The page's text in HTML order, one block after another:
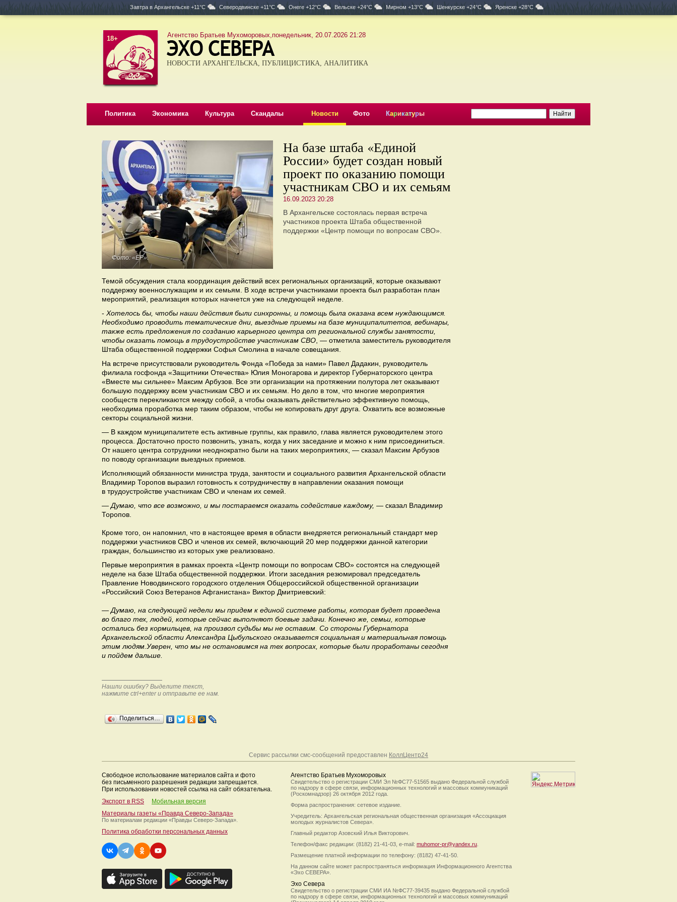
Завтра в Архангельске +11°C Северодвинске +11°C Онеге +12°C Вельске +24°C Мирном +13°C Шенкурске +24°C Яренске +28°C
18+ Агентство Братьев Мухоморовых,понедельник, 20.07.2026 21:28
НОВОСТИ АРХАНГЕЛЬСКА, ПУБЛИЦИСТИКА, АНАЛИТИКА
Политика Экономика Культура Скандалы Новости Фото Карикатуры
Фото: «ЕР».
На базе штаба «Единой
России» будет создан новый
проект по оказанию помощи
участникам СВО и их семьям
16.09.2023 20:28
В Архангельске состоялась первая встреча
участников проекта Штаба общественной
поддержки «Центр помощи по вопросам СВО».
Темой обсуждения стала координация действий всех региональных организаций, которые оказывают
поддержку военнослужащим и их семьям. В ходе встречи участниками проекта был разработан план
мероприятий, реализация которых начнется уже на следующей неделе.
- Хотелось бы, чтобы наши действия были синхронны, и помощь была оказана всем нуждающимся.
Необходимо проводить тематические дни, выездные приемы на базе муниципалитетов, вебинары,
также есть предложения по созданию карьерного центра от региональной службы занятости,
чтобы оказать помощь в трудоустройстве участникам СВО , — отметила заместитель руководителя
Штаба общественной поддержки Софья Смолина в начале совещания.
На встрече присутствовали руководитель Фонда «Победа за нами» Павел Дадакин, руководитель
филиала госфонда «Защитники Отечества» Юлия Моногарова и директор Губернаторского центра
«Вместе мы сильнее» Максим Арбузов. Все эти организации на протяжении полутора лет оказывают
большую поддержку всем участникам СВО и их семьям. Но дело в том, что многие мероприятия
сообществ перекликаются между собой, а чтобы оказывать действительно эффективную помощь,
необходима проработка мер таким образом, чтобы не копировать друг друга. Охватить все возможные
секторы социальной жизни.
— В каждом муниципалитете есть активные группы, как правило, глава является руководителем этого
процесса. Достаточно просто позвонить, узнать, когда у них заседание и можно к ним присоединиться.
От нашего центра сотрудники неоднократно были на таких мероприятиях, — сказал Максим Арбузов
по поводу организации выездных приемов.
Исполняющий обязанности министра труда, занятости и социального развития Архангельской области
Владимир Торопов выразил готовность к сотрудничеству в направлении оказания помощи
в трудоустройстве участникам СВО и членам их семей.
— Думаю, что все возможно, и мы постараемся оказать содействие каждому, — сказал Владимир
Торопов.
Кроме того, он напомнил, что в настоящее время в области внедряется региональный стандарт мер
поддержки участников СВО и членов их семей, включающий 20 мер поддержки данной категории
граждан, большинство из которых уже реализовано.
Первые мероприятия в рамках проекта «Центр помощи по вопросам СВО» состоятся на следующей
неделе на базе Штаба общественной поддержки. Итоги заседания резюмировал председатель
Правление Новодвинского городского отделения Общероссийской общественной организации
«Российский Союз Ветеранов Афганистана» Виктор Дмитриевский:
— Думаю, на следующей недели мы придем к единой системе работы, которая будет проведена
во благо тех, людей, которые сейчас выполняют боевые задачи. Конечно же, семьи, которые
остались без кормильцев, на произвол судьбы мы не оставим. Со стороны Губернатора
Архангельской области Александра Цыбульского оказывается социальная и материальная помощь
этим людям.Уверен, что мы не остановимся на тех вопросах, которые были проработаны сегодня
и пойдем дальше.
Нашли ошибку? Выделите текст,
нажмите ctrl+enter и отправьте ее нам.
Поделиться…
Сервис рассылки смс-сообщений предоставлен КоллЦентр24
Свободное использование материалов сайта и фото
без письменного разрешения редакции запрещается.
При использовании новостей ссылка на сайт обязательна.
Экспорт в RSS
Мобильная версия
Материалы газеты «Правда Северо-Запада»
По материалам редакции «Правды Северо-Запада».
Политика обработки персональных данных
Агентство Братьев Мухоморовых
Свидетельство о регистрации СМИ Эл №ФС77-51565 выдано Федеральной службой
по надзору в сфере связи, информационных технологий и массовых коммуникаций
(Роскомнадзор) 26 октября 2012 года.
Форма распространения: сетевое издание.
Учредитель: Архангельская региональная общественная организация «Ассоциация
молодых журналистов Севера».
Главный редактор Азовский Илья Викторович.
Телефон/факс редакции: (8182) 21-41-03, e-mail: muhomor-pr@yandex.ru
Размещение платной информации по телефону: (8182) 47-41-50.
На данном сайте может распространяться информация Информационного Агентства
«Эхо СЕВЕРА».
Эхо Севера
Свидетельство о регистрации СМИ ИА №ФС77-39435 выдано Федеральной службой
по надзору в сфере связи, информационных технологий и массовых коммуникаций